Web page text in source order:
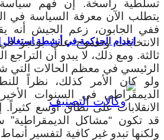
انعدام الحوكمة في أنشطة
تسلطية راسخة. إن فهم سياسة
يتطلب الآن معرفة السياسة في
ففي الجابون، زعم الجيش أنه
الانتخابات وطموح على بونجو
ثالثة. ومع ذلك، لا يبدو أن
الرئيسي في معظم الحالات التي
ولو كان الأمر كذلك، نظراً
الديمقراطي في السنوات
الانقلابات على نطاق أوسع كثيراً.
قد تكون “مشاكل الديمقراطية”
ولكنها تبدو غير كافية لتفسير أنماط